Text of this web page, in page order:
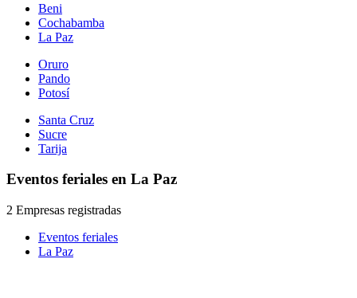
Beni
Cochabamba
La Paz
Oruro
Pando
Potosí
Santa Cruz
Sucre
Tarija
Eventos feriales en La Paz
2 Empresas registradas
Eventos feriales
La Paz